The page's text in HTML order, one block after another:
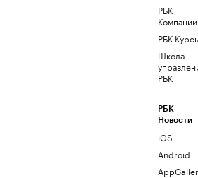
РБК
Компании
РБК
Школа
РБК
РБК
Новости
iOS
Android